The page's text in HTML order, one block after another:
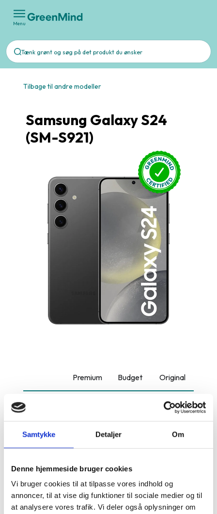
Samtykke Detaljer Om
Denne hjemmeside bruger cookies
Vi bruger cookies til at tilpasse vores indhold og
annoncer, til at vise dig funktioner til sociale medier og til
at analysere vores trafik. Vi deler også oplysninger om
Menu
Tilbage til andre modeller
Samsung Galaxy S24
(SM-S921)
Budget
Premium Original
Bagcover 1.299 kr.
Batteri -
- 1.199 kr.
Front
Kamera
(10MP Tele)
-
- 1.799 kr.